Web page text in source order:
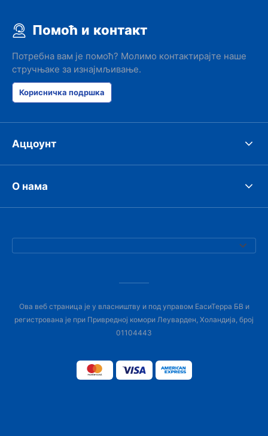
Помоћ и контакт
Потребна вам је помоћ? Молимо контактирајте наше
стручњаке за изнајмљивање.
Корисничка подршка
Аццоунт
О нама
Ова веб страница је у власништву и под управом ЕасиТерра БВ и
регистрована је при Привредној комори Леуварден, Холандија, број
01104443